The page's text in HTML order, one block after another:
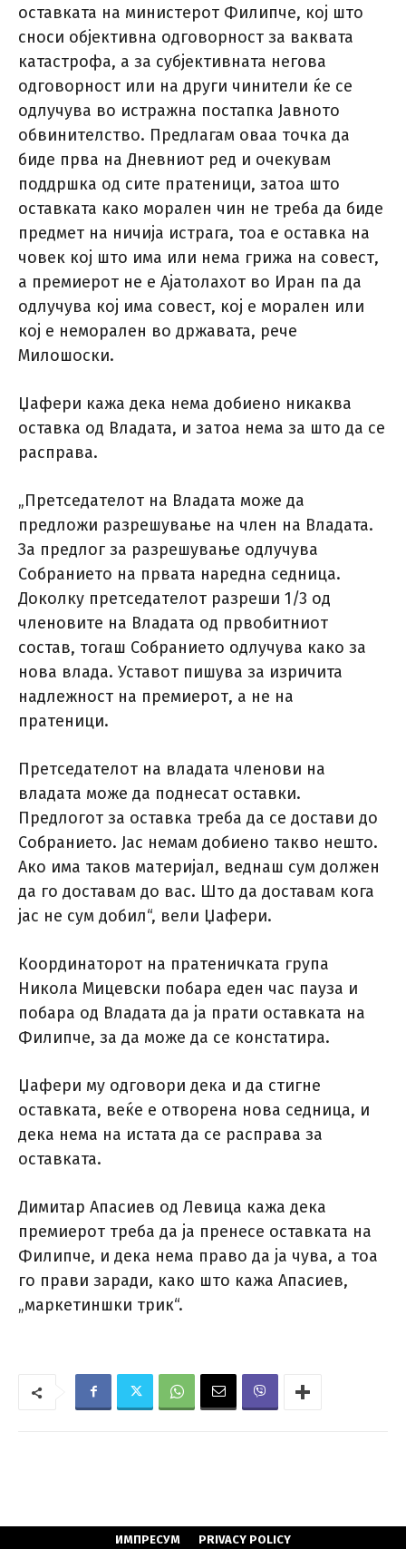
оставката на министерот Филипче, кој што
сноси објективна одговорност за ваквата
катастрофа, а за субјективната негова
одговорност или на други чинители ќе се
одлучува во истражна постапка Јавното
обвинителство. Предлагам оваа точка да
биде прва на Дневниот ред и очекувам
поддршка од сите пратеници, затоа што
оставката како морален чин не треба да биде
предмет на ничија истрага, тоа е оставка на
човек кој што има или нема грижа на совест,
а премиерот не е Ајатолахот во Иран па да
одлучува кој има совест, кој е морален или
кој е неморален во државата, рече
Милошоски.
Џафери кажа дека нема добиено никаква
оставка од Владата, и затоа нема за што да се
расправа.
„Претседателот на Владата може да
предложи разрешување на член на Владата.
За предлог за разрешување одлучува
Собранието на првата наредна седница.
Доколку претседателот разреши 1/3 од
членовите на Владата од првобитниот
состав, тогаш Собранието одлучува како за
нова влада. Уставот пишува за изричита
надлежност на премиерот, а не на
пратеници.
Претседателот на владата членови на
владата може да поднесат оставки.
Предлогот за оставка треба да се достави до
Собранието. Јас немам добиено такво нешто.
Ако има таков материјал, веднаш сум должен
да го доставам до вас. Што да доставам кога
јас не сум добил“, вели Џафери.
Координаторот на пратеничката група
Никола Мицевски побара еден час пауза и
побара од Владата да ја прати оставката на
Филипче, за да може да се констатира.
Џафери му одговори дека и да стигне
оставката, веќе е отворена нова седница, и
дека нема на истата да се расправа за
оставката.
Димитар Апасиев од Левица кажа дека
премиерот треба да ја пренесе оставката на
Филипче, и дека нема право да ја чува, а тоа
го прави заради, како што кажа Апасиев,
„маркетиншки трик“.
ИМПРЕСУМ PRIVACY POLICY